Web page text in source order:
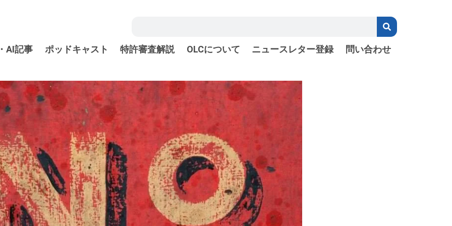
AI記事 ポッドキャスト 特許審査解説 OLCについて ニュースレター登録 問い合わせ